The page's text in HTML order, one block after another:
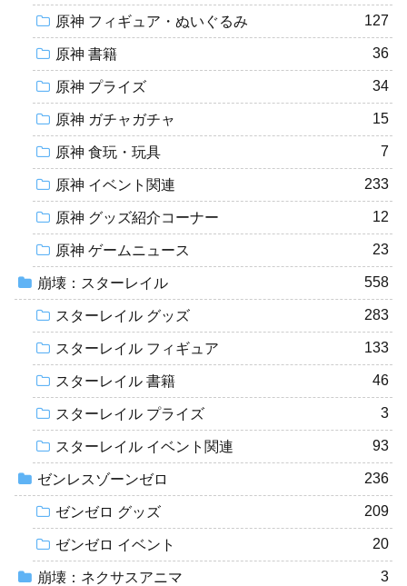
原神 フィギュア・ぬいぐるみ 127
原神 書籍 36
原神 プライズ 34
原神 ガチャガチャ 15
原神 食玩・玩具 7
原神 イベント関連 233
原神 グッズ紹介コーナー 12
原神 ゲームニュース 23
崩壊：スターレイル 558
スターレイル グッズ 283
スターレイル フィギュア 133
スターレイル 書籍 46
スターレイル プライズ 3
スターレイル イベント関連 93
ゼンレスゾーンゼロ 236
ゼンゼロ グッズ 209
ゼンゼロ イベント 20
崩壊：ネクサスアニマ 3